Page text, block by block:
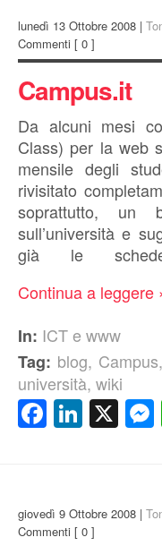
lunedì 13 Ottobre 2008 |
Commenti [ 0 ]
Campus.it
Da alcuni mesi
Class) per la web
mensile degli
rivisitato
soprattutto, un
sull’università e
già le
Continua a leggere
In: ICT e www
Tag: blog, Campus,
università, wiki
X
giovedì 9 Ottobre 2008 |
Commenti [ 0 ]